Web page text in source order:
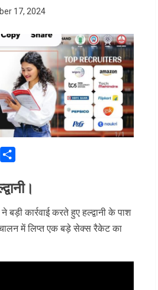
17, 2024
Pinterest
कार्रवाई करते हुए हल्द्वानी के पाश
में लिप्त एक बड़े सेक्स रैकेट का